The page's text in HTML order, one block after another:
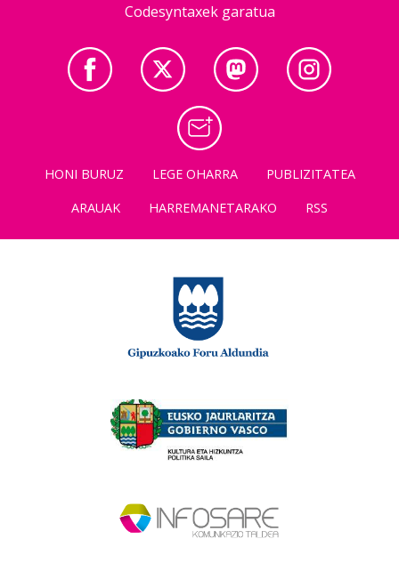
Codesyntaxek garatua
HONI BURUZ LEGE OHARRA
PUBLIZITATEA
ARAUAK
HARREMANETARAKO RSS